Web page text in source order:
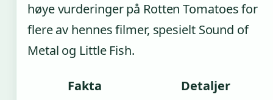
høye vurderinger på Rotten Tomatoes for
flere av hennes filmer, spesielt Sound of
Metal og Little Fish.
Fakta Detaljer